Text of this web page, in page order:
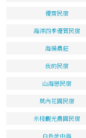
優齋民宿
海洋四季優質民宿
海揚農莊
我的民宿
山海戀民宿
莫內花園民宿
米棧觀光農園民宿
白色地中海